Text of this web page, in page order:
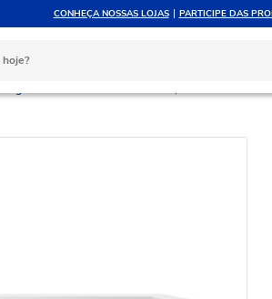
CONHEÇA NOSSAS LOJAS PARTICIPE DAS
10X SEM JUROS